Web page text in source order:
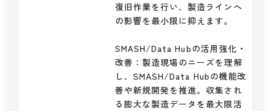
復旧作業を行い、製造ラインへ
の影響を最小限に抑えます。
SMASH/Data Hubの活用強化・
改善：製造現場のニーズを理解
し、SMASH/Data Hubの機能改
善や新規開発を推進。収集され
る膨大な製造データを最大限活